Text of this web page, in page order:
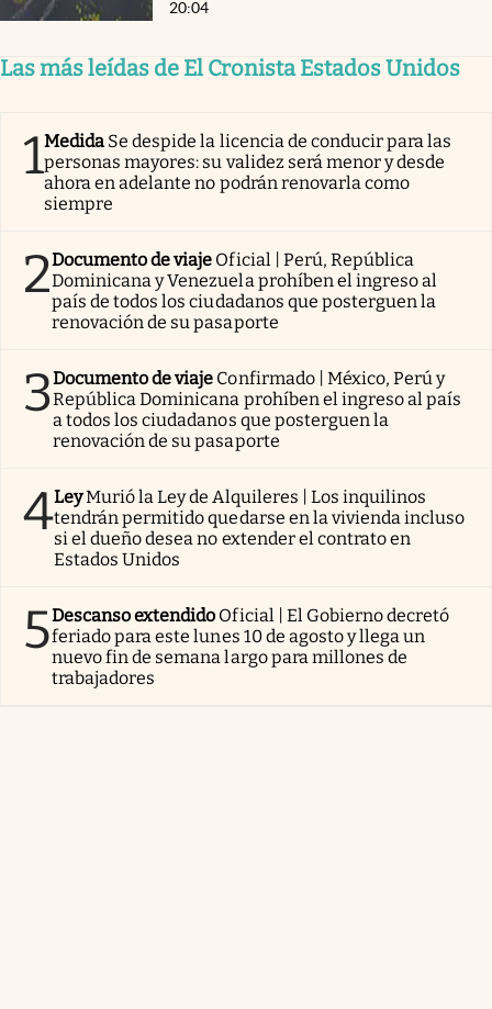
20:04
Las más leídas de El Cronista Estados Unidos
1Medida Se despide la licencia de conducir para las
personas mayores: su validez será menor y desde
ahora en adelante no podrán renovarla como
siempre
2Documento de viaje Oficial | Perú, República
Dominicana y Venezuela prohíben el ingreso al
país de todos los ciudadanos que posterguen la
renovación de su pasaporte
3Documento de viaje Confirmado | México, Perú y
República Dominicana prohíben el ingreso al país
a todos los ciudadanos que posterguen la
renovación de su pasaporte
4LeyMurió la Ley de Alquileres | Los inquilinos
tendrán permitido quedarse en la vivienda incluso
si el dueño desea no extender el contrato en
Estados Unidos
5Descanso extendido Oficial | El Gobierno decretó
feriado para este lunes 10 de agosto y llega un
nuevo fin de semana largo para millones de
trabajadores